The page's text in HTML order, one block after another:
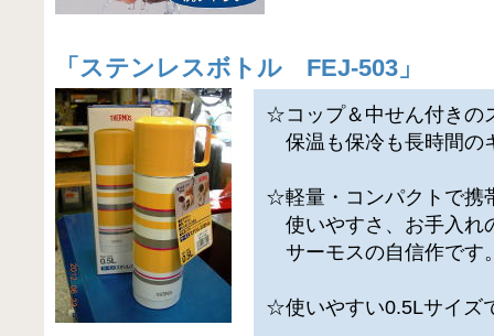
「 ステンレスボトル FEJ-503 」
☆コップ＆中せん付きの
保温も保冷も長時間の
☆軽量・コンパクトで携
使いやすさ、お手入れ
サーモスの自信作です
☆使いやすい0.5Lサイズ